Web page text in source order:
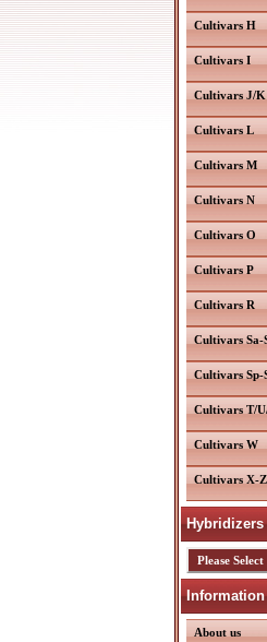
Cultivars H
Cultivars I
Cultivars J/K
Cultivars L
Cultivars M
Cultivars N
Cultivars O
Cultivars P
Cultivars R
Cultivars Sa-
Cultivars Sp-
Cultivars T/
Cultivars W
Cultivars X-Z
Hybridizers
Information
About us